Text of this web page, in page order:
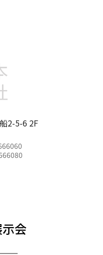
2-5-6 2F
会